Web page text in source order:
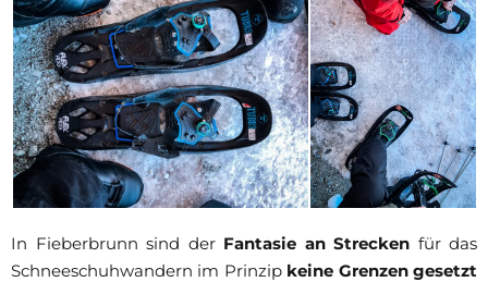
In Fieberbrunn sind der Fantasie an Strecken für das
Schneeschuhwandern im Prinzip keine Grenzen gesetzt